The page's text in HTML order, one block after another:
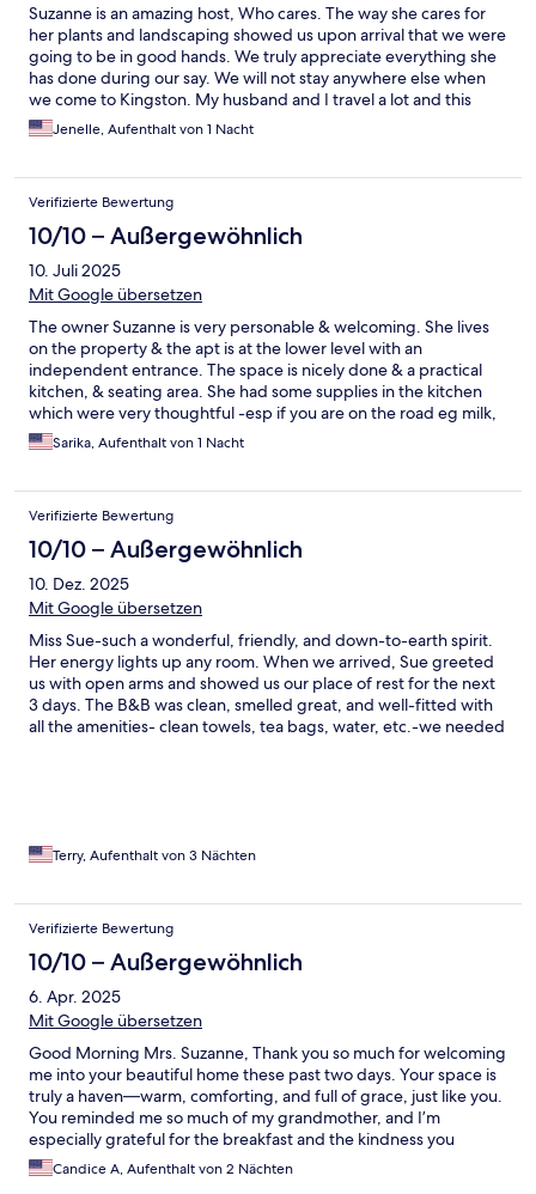
Suzanne is an amazing host, Who cares. The way she cares for
her plants and landscaping showed us upon arrival that we were
going to be in good hands. We truly appreciate everything she
has done during our say. We will not stay anywhere else when
we come to Kingston. My husband and I travel a lot and this
place gets all 5 stars. Clean, friendly, good food, great
conversation and pleasant atmosphere.
Jenelle, Aufenthalt von 1 Nacht
Verifizierte Bewertung
10/10 – Außergewöhnlich
10. Juli 2025
Mit Google übersetzen
The owner Suzanne is very personable & welcoming. She lives
on the property & the apt is at the lower level with an
independent entrance. The space is nicely done & a practical
kitchen, & seating area. She had some supplies in the kitchen
which were very thoughtful -esp if you are on the road eg milk,
cereal, sugar, salt etc The grounds are quite lovely - a nice
garden with flowers, ferns, Orchids & tropical fruit trees, You
pool is also an added bonus( though we did not use it) Suzanne
also helped us with restaurant recommendations & getting
Uber/ transport options. Would wholeheartedly recommend
Suzzane’s BnB ( we did not opt for the breakfast option)
Sarika, Aufenthalt von 1 Nacht
Verifizierte Bewertung
10/10 – Außergewöhnlich
10. Dez. 2025
Mit Google übersetzen
Miss Sue-such a wonderful, friendly, and down-to-earth spirit.
Her energy lights up any room. When we arrived, Sue greeted
us with open arms and showed us our place of rest for the next
3 days. The B&B was clean, smelled great, and well-fitted with
all the amenities- clean towels, tea bags, water, etc.-we needed
supermarkets but further away from the bustling streets if
Camille, who provided reliable transportation to get around
town. We had a fantastic time and would highly recommend
booking Millsborough BB.
Terry, Aufenthalt von 3 Nächten
Verifizierte Bewertung
10/10 – Außergewöhnlich
6. Apr. 2025
Mit Google übersetzen
Good Morning Mrs. Suzanne, Thank you so much for welcoming
me into your beautiful home these past two days. Your space is
truly a haven—warm, comforting, and full of grace, just like you.
You reminded me so much of my grandmother, and I’m
especially grateful for the breakfast and the kindness you
extended throughout my stay. Please extend my thanks to Mr.
Clinton as well—your hospitality meant so much to me. The
Candice A, Aufenthalt von 2 Nächten